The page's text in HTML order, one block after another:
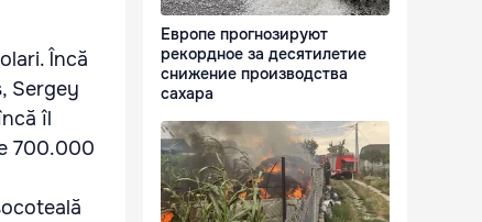
Încă
Sergey
îl
700.000
Европе прогнозируют
рекордное за десятилетие
снижение производства
сахара